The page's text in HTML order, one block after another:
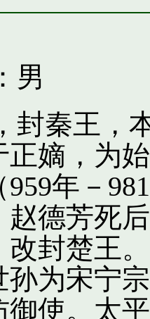
男
封秦王，
正嫡，为
年－
赵德芳死
改封楚王
孙为宋宁
御使。太